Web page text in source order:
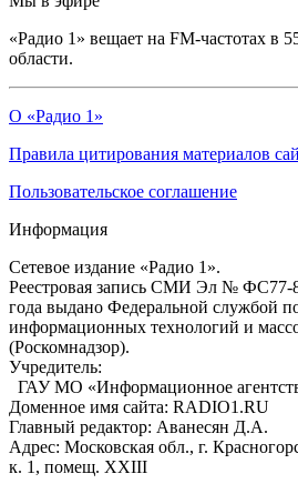
«Радио 1» вещает на FM-частотах в
области.
О «Радио 1»
Правила цитирования материалов
Пользовательское соглашение
Информация
Сетевое издание «Радио 1».
Реестровая запись СМИ Эл № ФС77-
года выдано Федеральной службой
информационных технологий и
(Роскомнадзор).
Учредитель:
ГАУ МО «Информационное
Доменное имя сайта: RADIO1.RU
Главный редактор: Аванесян Д.А.
Адрес: Московская обл., г.
к. 1, помещ. XXIII